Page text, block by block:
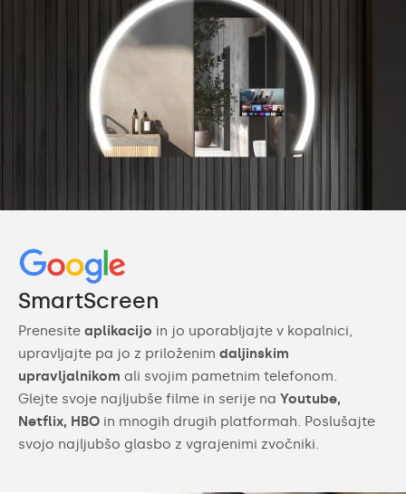
SmartScreen
Prenesite aplikacijo in jo uporabljajte v kopalnici,
upravljajte pa jo z priloženim daljinskim
upravljalnikom ali svojim pametnim telefonom.
Glejte svoje najljubše filme in serije na Youtube,
Netflix, HBO in mnogih drugih platformah. Poslušajte
svojo najljubšo glasbo z vgrajenimi zvočniki.